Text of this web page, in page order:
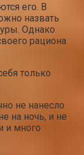
его. В
назвать
Однако
рациона
только
не нанесло
на ночь, и не
и много